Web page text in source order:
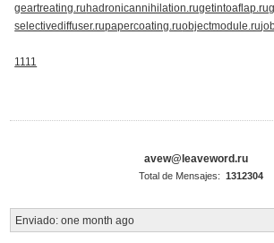
geartreating.ruhadronicannihilation.rugetintoaflap.ru
selectivediffuser.rupapercoating.ruobjectmodule.ru
1111
avew@leaveword.ru
Total de Mensajes: 1312304
Enviado: one month ago